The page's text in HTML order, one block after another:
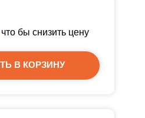
что бы снизить цену
В КОРЗИНУ